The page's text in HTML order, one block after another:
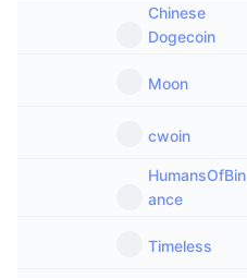
Chinese
Dogecoin
Moon
cwoin
HumansOfBin
ance
Timeless